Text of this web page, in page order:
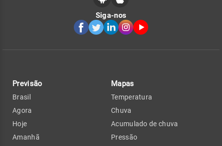
Siga-nos
Previsão
Brasil
Agora
Hoje
Amanhã
Mapas
Temperatura
Chuva
Acumulado de chuva
Pressão